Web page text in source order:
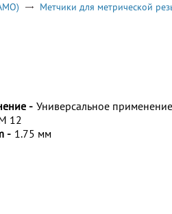
Метчики для метрической
- Универсальное применение
12
- 1.75 мм